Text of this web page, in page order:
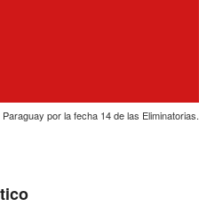
por la fecha 14 de las Eliminatorias.